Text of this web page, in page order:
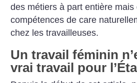
des métiers à part entière mais
compétences de care
chez les travailleuses.
Un travail féminin
vrai travail pour